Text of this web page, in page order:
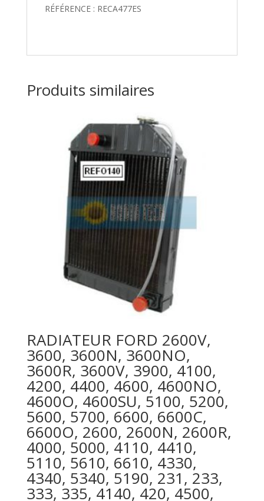
RÉFÉRENCE : RECA477ES
Produits similaires
RADIATEUR FORD 2600V,
3600, 3600N, 3600NO,
3600R, 3600V, 3900, 4100,
4200, 4400, 4600, 4600NO,
4600O, 4600SU, 5100, 5200,
5600, 5700, 6600, 6600C,
6600O, 2600, 2600N, 2600R,
4000, 5000, 4110, 4410,
5110, 5610, 6610, 4330,
4340, 5340, 5190, 231, 233,
333, 335, 4140, 420, 4500,